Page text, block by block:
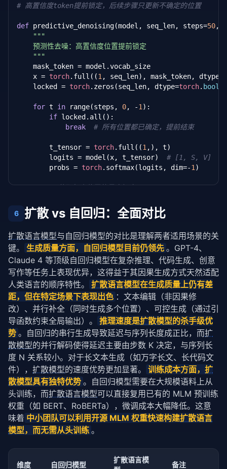
# 高置信度token提前锁定，后续步骤只更新不确定的位置
def predictive_denoising(model, seq_len, steps=50,
"""
    预测性去噪：高置信度位置提前锁定
    """
    mask_token = model.vocab_size
    x =
torch.full((1 , seq_len), mask_token, dtype=
    locked =
torch.zeros(seq_len, dtype=torch. bool
for t in range(steps, 0, -1 ):
if locked.all():
break
# 所有位置都已确定，提前结束
        t_tensor =
torch.full((1 ,), t)
        logits = model(x, t_tensor)
# [1, S, V]
        probs =
torch.softmax(logits, dim=-1 )
# 获取每个位置的最大概率
# 锁定高置信度位置
        locked = locked | new_locked
# 累积锁定
# 更新token：仅更新未锁定的位置
        x[
0, ~locked] = candidates[0, ~locked]
# 已锁定位置的token不再变化
        x[
0, locked] = x[ , locked]
return x
6 扩散 vs 自回归：全面对比
扩散语言模型与自回归模型的对比是理解两者适用场景的关
键。
生成质量方面，自回归模型目前仍领先 。GPT-4、
Claude 4 等顶级自回归模型在复杂推理、代码生成、创意
写作等任务上表现优异，这得益于其因果生成方式天然适配
人类语言的顺序特性。
扩散语言模型在生成质量上仍有差
距，但在特定场景下表现出色 ：文本编辑（非因果修
改）、并行补全（同时生成多个位置）、可控生成（通过引
导函数约束全局输出）。
推理速度是扩散模型的杀手级优
势 。自回归的串行生成导致延迟与序列长度成正比，而扩
散模型的并行解码使得延迟主要由步数 K 决定，与序列长
度 N 关系较小。对于长文本生成（如万字长文、长代码文
件）， 扩散模型的速度优势更加显著。 训练成本方面， 扩
散模型具有独特优势 。自回归模型需要在大规模语料上从
头训练，而扩散语言模型可以直接复用已有的 MLM 预训练
权重（如 BERT、RoBERTa），微调成本大幅降低。这意
味着 中小团队可以利用开源 MLM 权重快速构建扩散语言
模型，而无需从头训练 。
维度 自回归模型
扩散语言模
备注